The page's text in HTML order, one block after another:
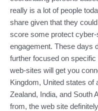
really is a lot of people
share given that they
score some protect
engagement. These days
further focused on
web-sites will get you
Kingdom, United states of
Zealand, India, and South
from, the web site